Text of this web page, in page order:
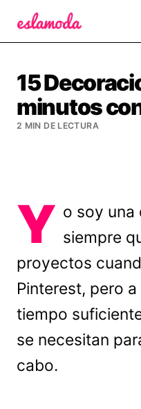
15
minutos
2 MIN DE LECTURA
Y o soy una
siempre
proyectos
Pinterest, pero
tiempo
se necesitan
cabo.